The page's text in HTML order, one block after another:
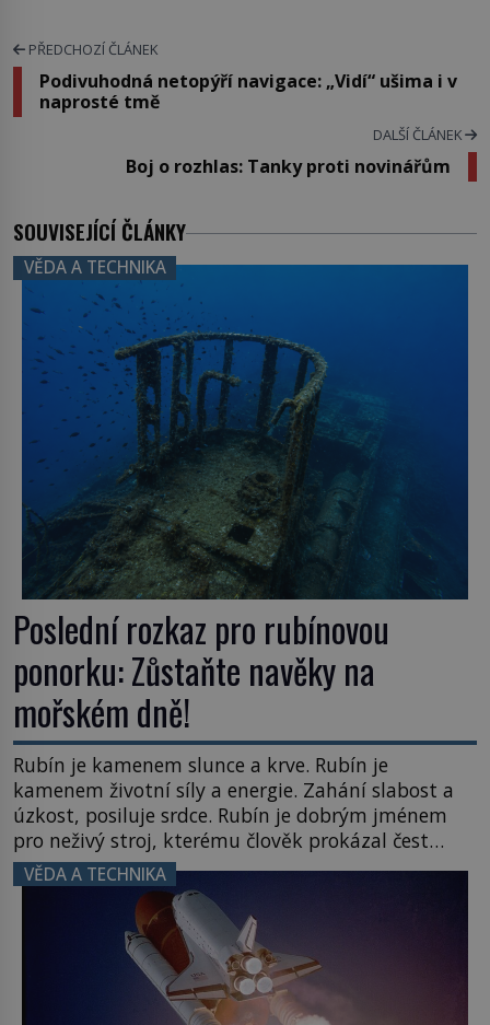
PŘEDCHOZÍ ČLÁNEK
Podivuhodná netopýří navigace: „Vidí“ ušima i v
naprosté tmě
DALŠÍ ČLÁNEK
Boj o rozhlas: Tanky proti novinářům
SOUVISEJÍCÍ ČLÁNKY
VĚDA A TECHNIKA
Poslední rozkaz pro rubínovou
ponorku: Zůstaňte navěky na
mořském dně!
Rubín je kamenem slunce a krve. Rubín je
kamenem životní síly a energie. Zahání slabost a
úzkost, posiluje srdce. Rubín je dobrým jménem
pro neživý stroj, kterému člověk prokázal čest
nezmizet v tavicí peci a našel mu místo
k poslednímu odpočinku. Je druhá polovina 50. let
minulého století. Nálože spočítány, umístěny a
odpáleny. Trup ponorky nabírá vodu […]
VĚDA A TECHNIKA